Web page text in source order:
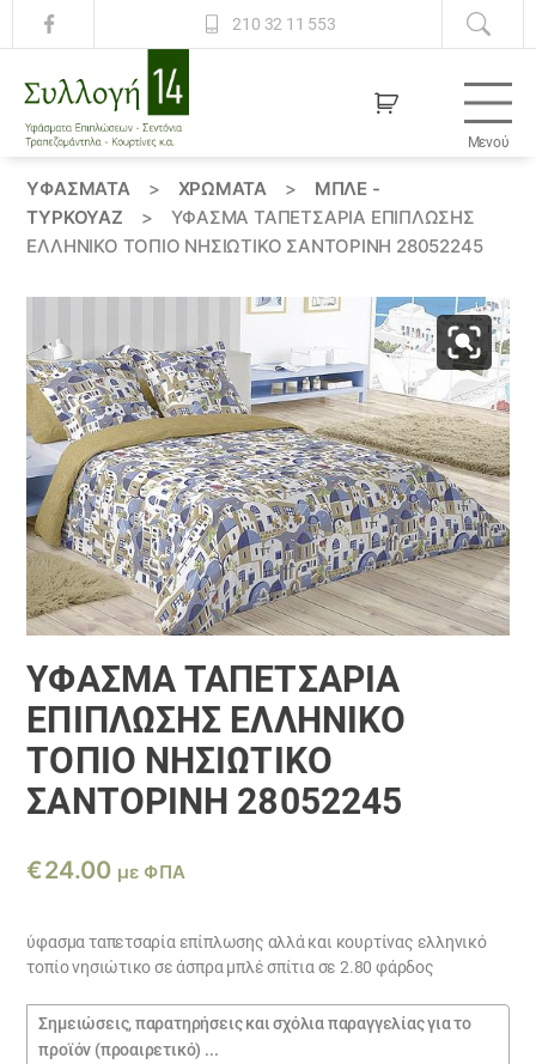
210 32 11 553
14
Μενού
ΥΦΆΣΜΑΤΑ > ΧΡΏΜΑΤΑ >
ΜΠΛΕ -
ΤΥΡΚΟΥΑΖ
>
ΎΦΑΣΜΑ ΤΑΠΕΤΣΑΡΊΑ ΕΠΊΠΛΩΣΗΣ
ΕΛΛΗΝΙΚΌ ΤΟΠΊΟ ΝΗΣΙΏΤΙΚΟ ΣΑΝΤΟΡΙΝΗ 28052245
ΎΦΑΣΜΑ ΤΑΠΕΤΣΑΡΊΑ
ΕΠΊΠΛΩΣΗΣ ΕΛΛΗΝΙΚΌ
ΤΟΠΊΟ ΝΗΣΙΏΤΙΚΟ
ΣΑΝΤΟΡΙΝΗ 28052245
€24.00 με ΦΠΑ
ύφασμα ταπετσαρία επίπλωσης αλλά και κουρτίνας ελληνικό
τοπίο νησιώτικο σε άσπρα μπλέ σπίτια σε 2.80 φάρδος
Σημειώσεις
παραγγελίας